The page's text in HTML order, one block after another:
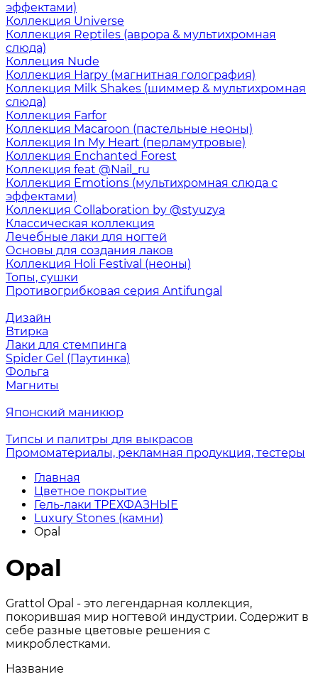
эффектами)
Коллекция Universe
Коллекция Reptiles (аврора & мультихромная
слюда)
Коллеция Nude
Коллекция Harpy (магнитная голография)
Коллекция Milk Shakes (шиммер & мультихромная
слюда)
Коллекция Farfor
Коллекция Macaroon (пастельные неоны)
Коллекция In My Heart (перламутровые)
Коллекция Enchanted Forest
Коллекция feat @Nail_ru
Коллекция Emotions (мультихромная слюда с
эффектами)
Коллекция Collaboration by @styuzya
Классическая коллекция
Лечебные лаки для ногтей
Основы для создания лаков
Коллекция Holi Festival (неоны)
Топы, сушки
Противогрибковая серия Antifungal
Дизайн
Втирка
Лаки для стемпинга
Spider Gel (Паутинка)
Фольга
Магниты
Японский маникюр
Типсы и палитры для выкрасов
Промоматериалы, рекламная продукция, тестеры
Главная
Цветное покрытие
Гель-лаки ТРЕХФАЗНЫЕ
Luxury Stones (камни)
Opal
Opal
Grattol Opal - это легендарная коллекция,
покорившая мир ногтевой индустрии. Содержит в
себе разные цветовые решения с
микроблестками.
Название